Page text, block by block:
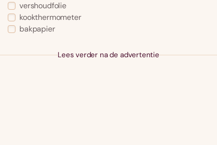
vershoudfolie
kookthermometer
bakpapier
Lees verder na de advertentie